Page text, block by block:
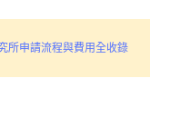
所申請流程與費用全收錄